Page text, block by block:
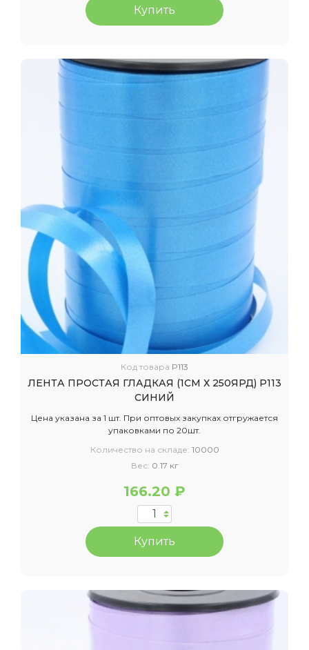
Купить
Код товара P113
ЛЕНТА ПРОСТАЯ ГЛАДКАЯ (1СМ Х 250ЯРД) P113
СИНИЙ
Цена указана за 1 шт. При оптовых закупках отгружается
упаковками по 20шт.
Количество на складе: 10000
Вес: 0.17 кг
166.20 ₽
Купить